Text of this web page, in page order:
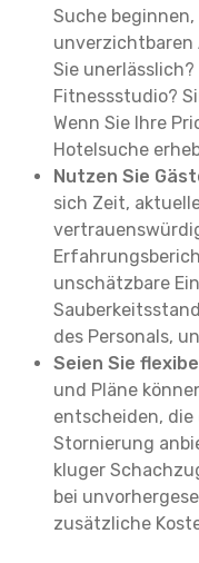
Suche
unverzichtbaren
Sie
Fitnessstudio?
Wenn Sie Ihre
Hotelsuche
Nutzen Sie
sich Zeit,
unschätzbare
des Personals,
Seien Sie
und Pläne
entscheiden, die
Stornierung
kluger
bei
zusätzliche